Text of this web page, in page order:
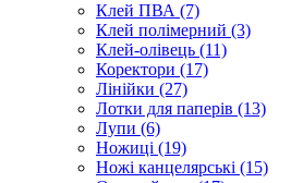
Клей ПВА (7)
Клей полімерний (3)
Клей-олівець (11)
Коректори (17)
Лінійки (27)
Лотки для паперів (13)
Лупи (6)
Ножиці (19)
Ножі канцелярські (15)